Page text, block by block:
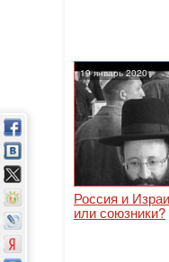
19 январь 2020
Россия и
или союзники?